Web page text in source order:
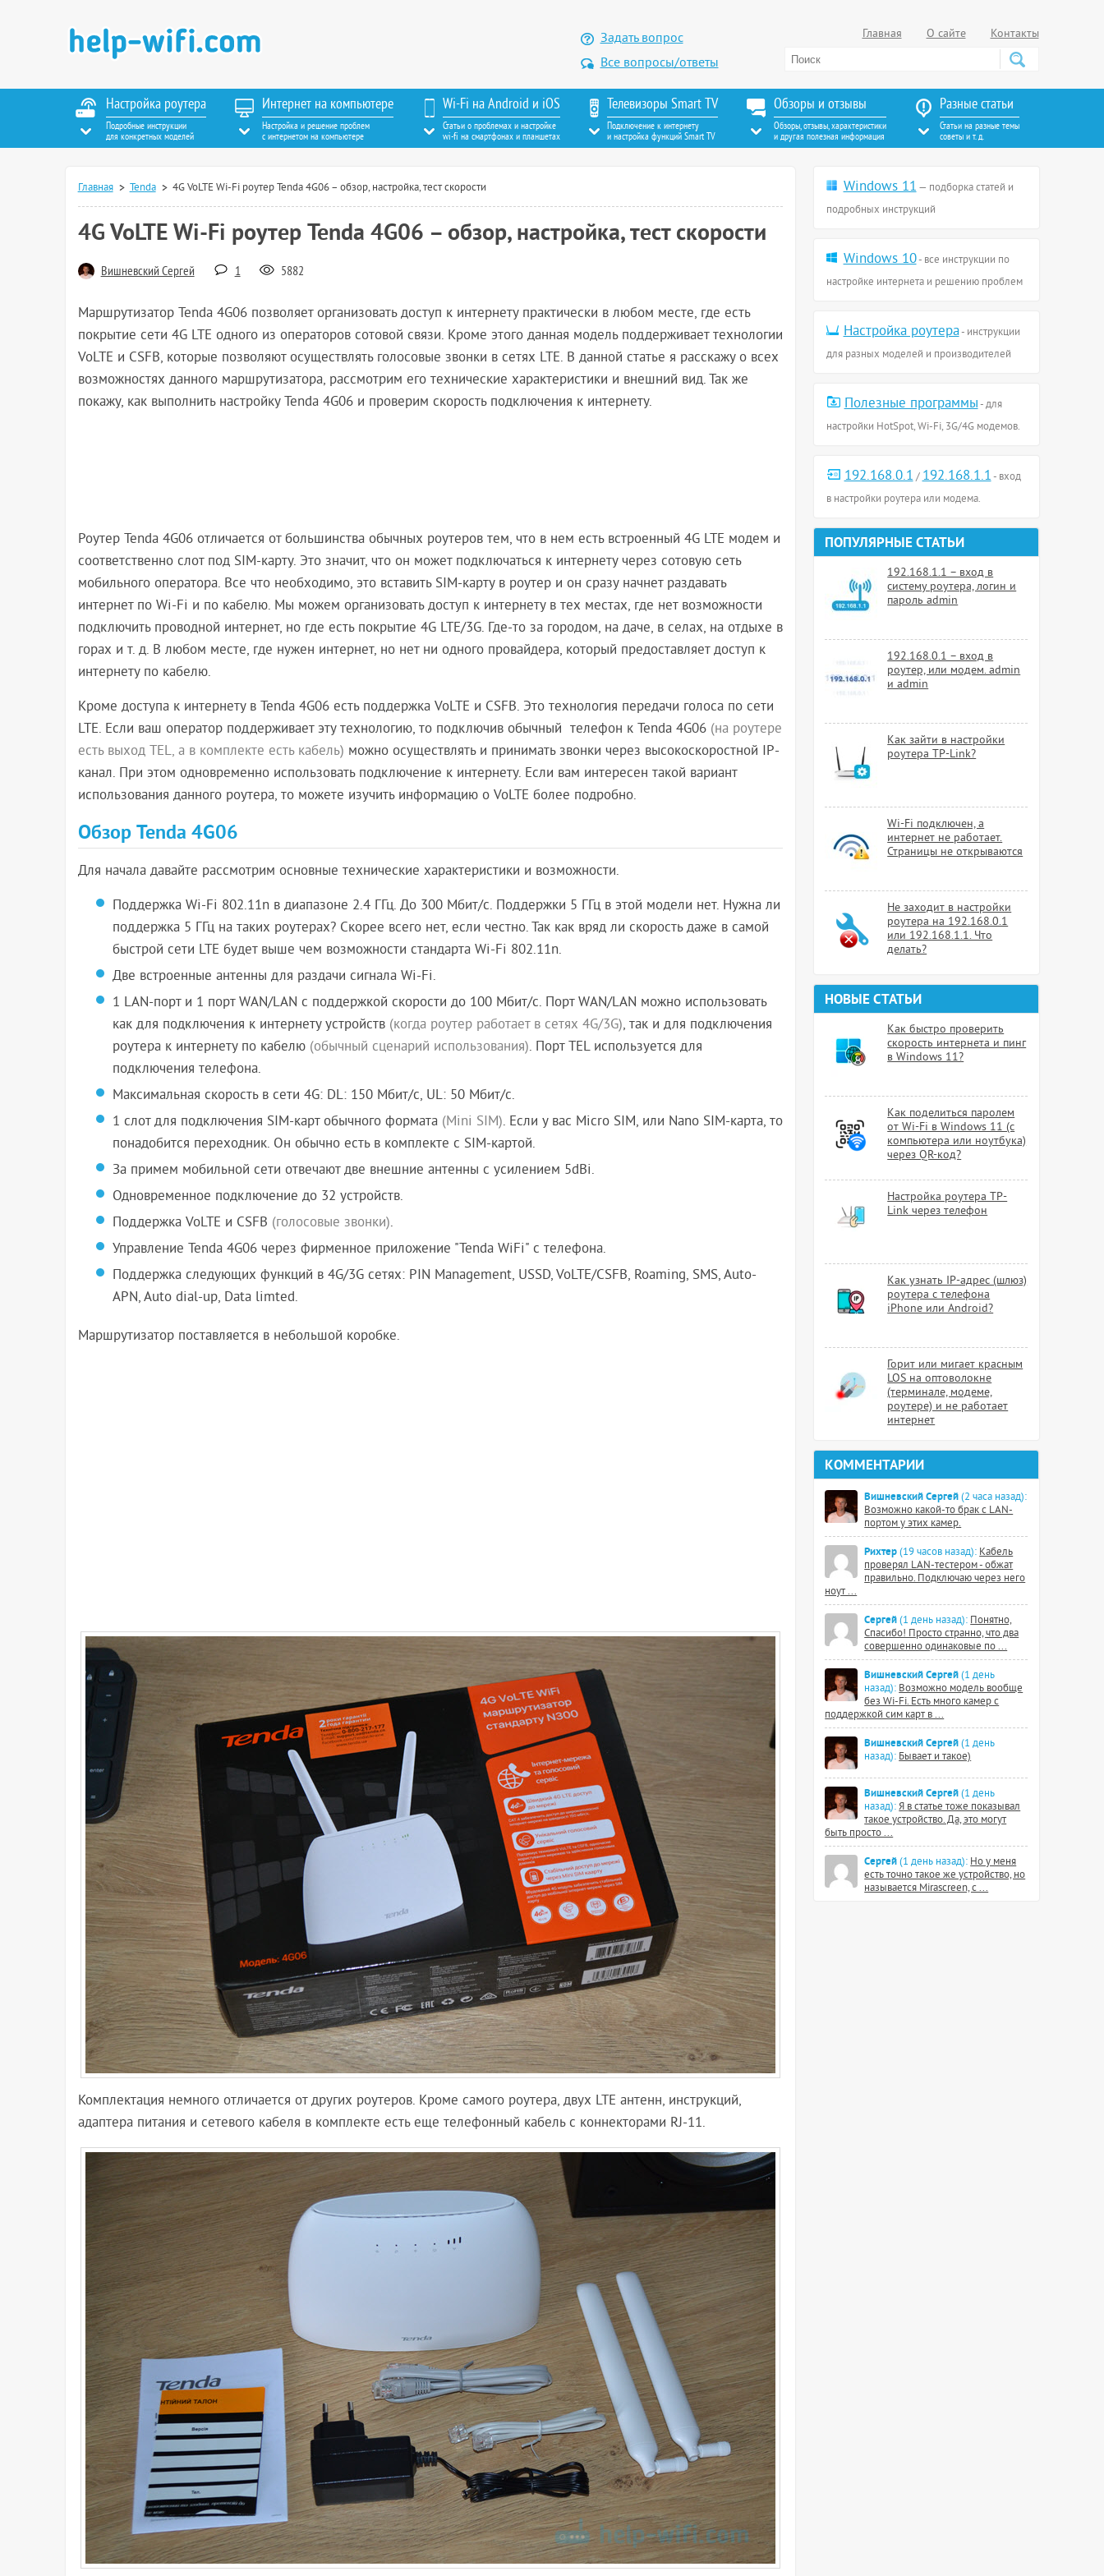
Настройка роутера
Подробные инструкции
для конкретных моделей
Интернет на компьютере
Настройка и решение проблем
с интернетом на компьютере
Wi-Fi на Android и iOS
Статьи о проблемах и настройке
wi-fi на смартфонах и планшетах
Телевизоры Smart TV
Подключение к интернету
и настройка функций Smart TV
Обзоры и отзывы
Обзоры, отзывы, характеристики
и другая полезная информация
Разные статьи
Статьи на разные темы
советы и т. д.
Задать вопрос
Все вопросы/ответы
Главная О сайте Контакты
Главная Tenda 4G VoLTE Wi-Fi роутер Tenda 4G06 – обзор, настройка, тест скорости
4G VoLTE Wi-Fi роутер Tenda 4G06 – обзор, настройка, тест скорости
Вишневский Сергей 1 5882
Маршрутизатор Tenda 4G06 позволяет организовать доступ к интернету практически в любом месте, где есть
покрытие сети 4G LTE одного из операторов сотовой связи. Кроме этого данная модель поддерживает технологии
VoLTE и CSFB, которые позволяют осуществлять голосовые звонки в сетях LTE. В данной статье я расскажу о всех
возможностях данного маршрутизатора, рассмотрим его технические характеристики и внешний вид. Так же
покажу, как выполнить настройку Tenda 4G06 и проверим скорость подключения к интернету.
Роутер Tenda 4G06 отличается от большинства обычных роутеров тем, что в нем есть встроенный 4G LTE модем и
соответственно слот под SIM-карту. Это значит, что он может подключаться к интернету через сотовую сеть
мобильного оператора. Все что необходимо, это вставить SIM-карту в роутер и он сразу начнет раздавать
интернет по Wi-Fi и по кабелю. Мы можем организовать доступ к интернету в тех местах, где нет возможности
подключить проводной интернет, но где есть покрытие 4G LTE/3G. Где-то за городом, на даче, в селах, на отдыхе в
горах и т. д. В любом месте, где нужен интернет, но нет ни одного провайдера, который предоставляет доступ к
интернету по кабелю.
Кроме доступа к интернету в Tenda 4G06 есть поддержка VoLTE и CSFB. Это технология передачи голоса по сети
LTE. Если ваш оператор поддерживает эту технологию, то подключив обычный телефон к Tenda 4G06 (на роутере
есть выход TEL, а в комплекте есть кабель) можно осуществлять и принимать звонки через высокоскоростной IP-
канал. При этом одновременно использовать подключение к интернету. Если вам интересен такой вариант
использования данного роутера, то можете изучить информацию о VoLTE более подробно.
Обзор Tenda 4G06
Для начала давайте рассмотрим основные технические характеристики и возможности.
Поддержка Wi-Fi 802.11n в диапазоне 2.4 ГГц. До 300 Мбит/с. Поддержки 5 ГГц в этой модели нет. Нужна ли
поддержка 5 ГГц на таких роутерах? Скорее всего нет, если честно. Так как вряд ли скорость даже в самой
быстрой сети LTE будет выше чем возможности стандарта Wi-Fi 802.11n.
Две встроенные антенны для раздачи сигнала Wi-Fi.
1 LAN-порт и 1 порт WAN/LAN с поддержкой скорости до 100 Мбит/с. Порт WAN/LAN можно использовать
как для подключения к интернету устройств (когда роутер работает в сетях 4G/3G), так и для подключения
роутера к интернету по кабелю (обычный сценарий использования). Порт TEL используется для
подключения телефона.
Максимальная скорость в сети 4G: DL: 150 Мбит/с, UL: 50 Мбит/с.
1 слот для подключения SIM-карт обычного формата (Mini SIM). Если у вас Micro SIM, или Nano SIM-карта, то
понадобится переходник. Он обычно есть в комплекте с SIM-картой.
За примем мобильной сети отвечают две внешние антенны с усилением 5dBi.
Одновременное подключение до 32 устройств.
Поддержка VoLTE и CSFB (голосовые звонки).
Управление Tenda 4G06 через фирменное приложение "Tenda WiFi" с телефона.
Поддержка следующих функций в 4G/3G сетях: PIN Management, USSD, VoLTE/CSFB, Roaming, SMS, Auto-
APN, Auto dial-up, Data limted.
Маршрутизатор поставляется в небольшой коробке.
Комплектация немного отличается от других роутеров. Кроме самого роутера, двух LTE антенн, инструкций,
адаптера питания и сетевого кабеля в комплекте есть еще телефонный кабель с коннекторами RJ-11.
Windows 11 — подборка статей и
подробных инструкций
Windows 10- все инструкции по
настройке интернета и решению проблем
Настройка роутера- инструкции
для разных моделей и производителей
Полезные программы- для
настройки HotSpot, Wi-Fi, 3G/4G модемов.
192.168.0.1 /192.168.1.1- вход
в настройки роутера или модема.
ПОПУЛЯРНЫЕ СТАТЬИ
192.168.1.1 – вход в
систему роутера, логин и
пароль admin
192.168.0.1 – вход в
роутер, или модем. admin
и admin
Как зайти в настройки
роутера TP-Link?
Wi-Fi подключен, а
интернет не работает.
Страницы не открываются
Не заходит в настройки
роутера на 192.168.0.1
или 192.168.1.1. Что
делать?
НОВЫЕ СТАТЬИ
Как быстро проверить
скорость интернета и пинг
в Windows 11?
Как поделиться паролем
от Wi-Fi в Windows 11 (с
компьютера или ноутбука)
через QR-код?
Настройка роутера TP-
Link через телефон
Как узнать IP-адрес (шлюз)
роутера с телефона
iPhone или Android?
Горит или мигает красным
LOS на оптоволокне
(терминале, модеме,
роутере) и не работает
интернет
КОММЕНТАРИИ
Вишневский Сергей (2 часа назад):
Возможно какой-то брак с LAN-
портом у этих камер.
Рихтер (19 часов назад): Кабель
проверял LAN-тестером - обжат
правильно. Подключаю через него
ноут ...
Сергей (1 день назад): Понятно,
Спасибо! Просто странно, что два
совершенно одинаковые по ...
Вишневский Сергей (1 день
назад): Возможно модель вообще
без Wi-Fi. Есть много камер с
поддержкой сим карт в ...
Вишневский Сергей (1 день
назад): Бывает и такое)
Вишневский Сергей (1 день
назад): Я в статье тоже показывал
такое устройство. Да, это могут
быть просто ...
Сергей (1 день назад): Но у меня
есть точно такое же устройство, но
называется Mirascreen, с ...